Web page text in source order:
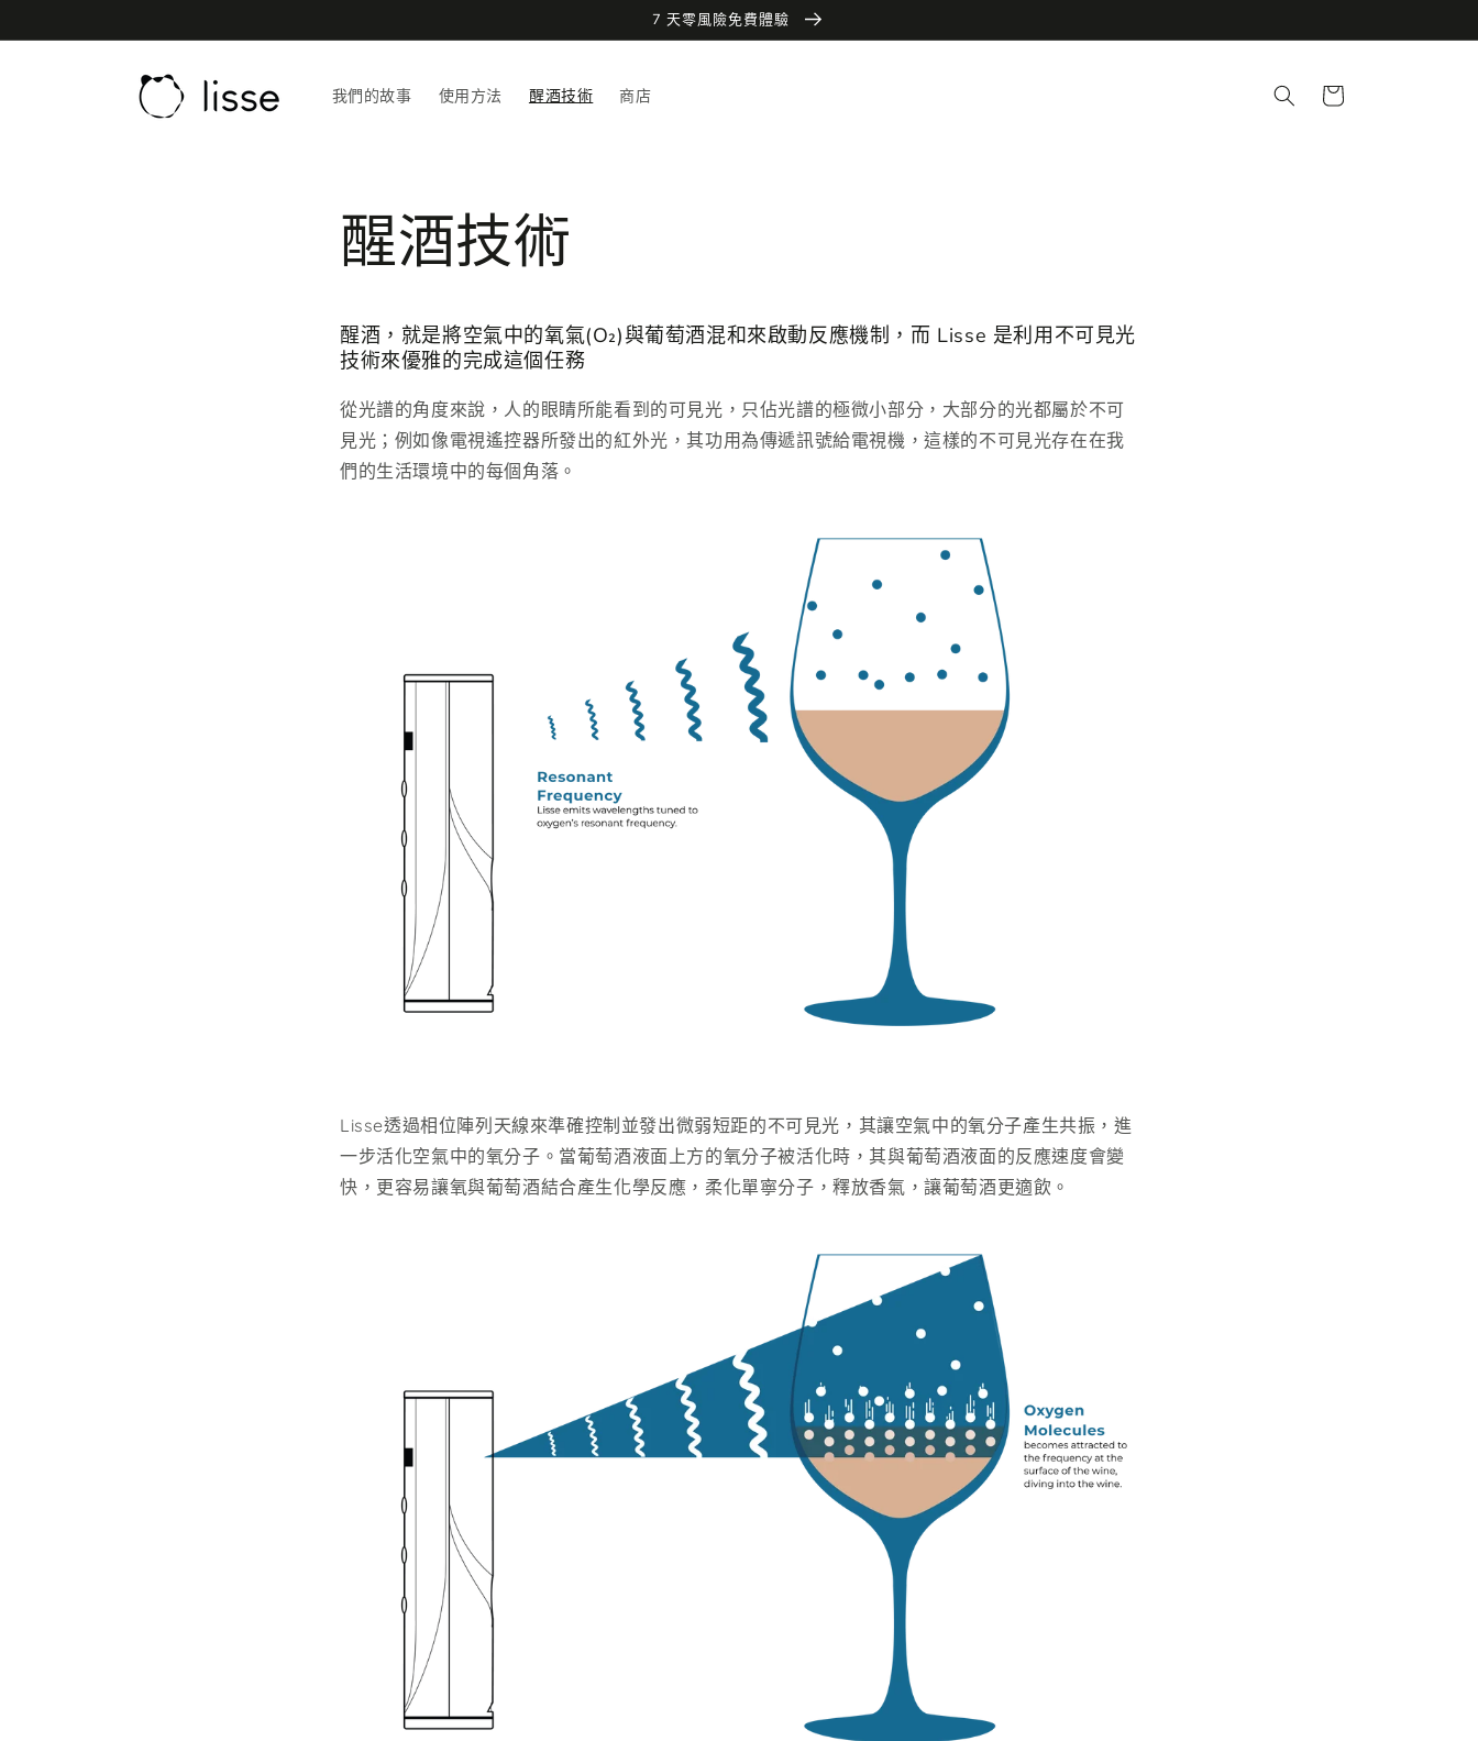
7 天零風險免費體驗
我們的故事 使用方法 醒酒技術 商店
物
醒酒技術
醒酒，就是將空氣中的氧氣(O₂)與葡萄酒混和來啟動反應機制，而 Lisse 是利用不可見光
技術來優雅的完成這個任務
從光譜的角度來說，人的眼睛所能看到的可見光，只佔光譜的極微小部分，大部分的光都屬於不可
見光；例如像電視遙控器所發出的紅外光，其功用為傳遞訊號給電視機，這樣的不可見光存在在我
們的生活環境中的每個角落。
Lisse透過相位陣列天線來準確控制並發出微弱短距的不可見光，其讓空氣中的氧分子產生共振，進
一步活化空氣中的氧分子。當葡萄酒液面上方的氧分子被活化時，其與葡萄酒液面的反應速度會變
快，更容易讓氧與葡萄酒結合產生化學反應，柔化單寧分子，釋放香氣，讓葡萄酒更適飲。